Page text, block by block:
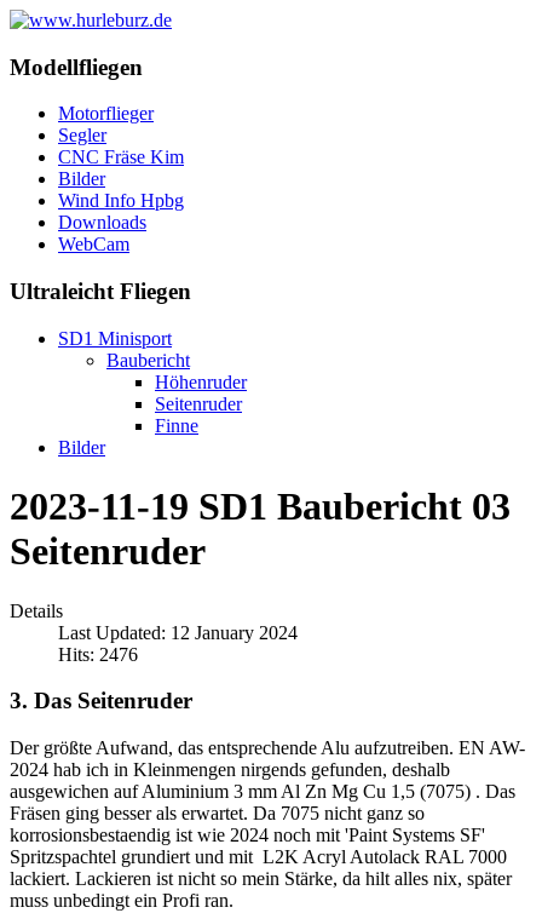
Modellfliegen
Motorflieger
Segler
CNC Fräse Kim
Bilder
Wind Info Hpbg
Downloads
WebCam
Ultraleicht Fliegen
SD1 Minisport
Baubericht
Höhenruder
Seitenruder
Finne
Bilder
2023-11-19 SD1 Baubericht 03
Seitenruder
Details
Last Updated: 12 January 2024
Hits: 2476
3. Das Seitenruder
Der größte Aufwand, das entsprechende Alu aufzutreiben. EN AW-
2024 hab ich in Kleinmengen nirgends gefunden, deshalb
ausgewichen auf Aluminium 3 mm Al Zn Mg Cu 1,5 (7075) . Das
Fräsen ging besser als erwartet. Da 7075 nicht ganz so
korrosionsbestaendig ist wie 2024 noch mit 'Paint Systems SF'
Spritzspachtel grundiert und mit L2K Acryl Autolack RAL 7000
lackiert. Lackieren ist nicht so mein Stärke, da hilt alles nix, später
muss unbedingt ein Profi ran.